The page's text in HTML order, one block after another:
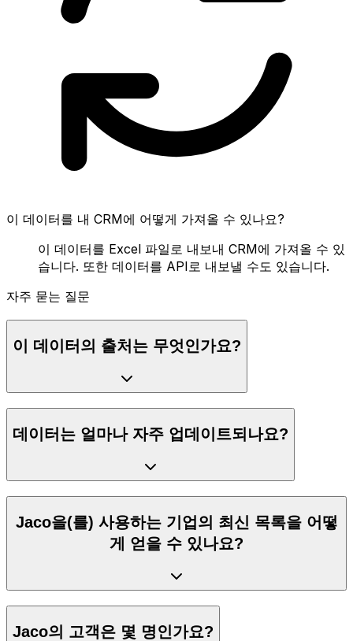
이 데이터를 내 CRM에 어떻게 가져올 수 있나요?
이 데이터를 Excel 파일로 내보내 CRM에 가져올 수 있
습니다. 또한 데이터를 API로 내보낼 수도 있습니다.
자주 묻는 질문
이 데이터의 출처는 무엇인가요?
데이터는 얼마나 자주 업데이트되나요?
Jaco을(를) 사용하는 기업의 최신 목록을 어떻
게 얻을 수 있나요?
Jaco의 고객은 몇 명인가요?